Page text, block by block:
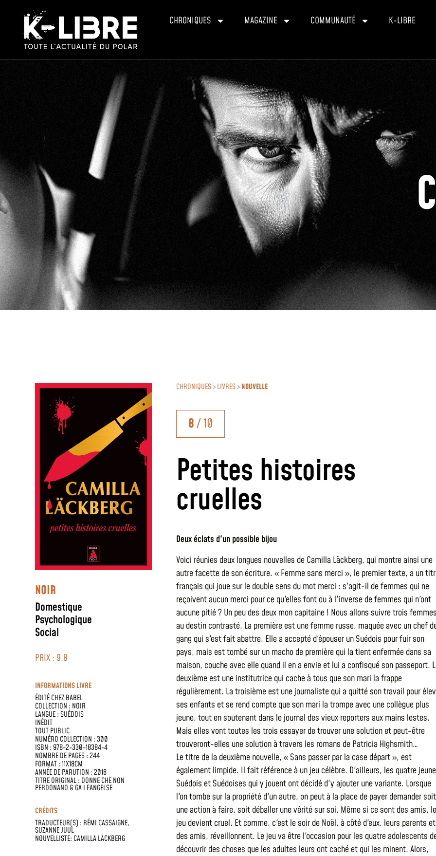
CHRONIQUES MAGAZINE COMMUNAUTÉ K-LIBRE
NOIR
Domestique
Psychologique
Social
PRIX : 9.8
INFORMATIONS LIVRE
ÉDITÉ CHEZBABEL
COLLECTION : NOIR
LANGUE :SUÉDOIS
INÉDIT
TOUT PUBLIC
NUMÉRO COLLECTION : 300
ISBN : 978-2-330-18384-4
NOMBRE DE PAGES : 244
FORMAT : 11X18CM
ANNÉE DE PARUTION : 2018
TITRE ORIGINAL : DONNE CHE NON
PERDONANO & GA I FANGELSE
CRÉDITS
TRADUCTEUR(S) : RÉMI CASSAIGNE,
SUZANNE JUUL
NOUVELLISTE: CAMILLA LÄCKBERG
CHRONIQUES > LIVRES >NOUVELLE
8/ 10
Petites histoires
cruelles
Deux éclats d'un possible bijou
Voici réunies deux longues nouvelles de Camilla Läckberg, qui montre ainsi une
autre facette de son écriture. « Femme sans merci », le premier texte, a un
français qui joue sur le double sens du mot merci : s'agit-il de femmes qui ne
reçoivent aucun merci pour ce qu'elles font ou à l'inverse de femmes qui n'ont
aucune pitié ? Un peu des deux mon capitaine ! Nous allons suivre trois femmes
au destin contrasté. La première est une femme russe, maquée avec un chef
gang qui s'est fait abattre. Elle a accepté d'épouser un Suédois pour fuir son
pays, mais est tombé sur un macho de première qui la tient enfermée dans sa
maison, couche avec elle quand il en a envie et lui a confisqué son passeport.
deuxième est une institutrice qui cache à tous que son mari la frappe
régulièrement. La troisième est une journaliste qui a quitté son travail pour
ses enfants et se rend compte que son mari la trompe avec une collègue plus
jeune, tout en soutenant dans le journal des vieux reporters aux mains lestes.
Mais elles vont toutes les trois essayer de trouver une solution et peut-être
trouveront-elles une solution à travers les romans de Patricia Highsmith…
Le titre de la deuxième nouvelle, « Sans passer par la case départ », est
également limpide. Il fait référence à un jeu célèbre. D'ailleurs, les quatre
Suédois et Suédoises qui y jouent ont décidé d'y ajouter une variante. Lorsque
l'on tombe sur la propriété d'un autre, on peut à la place de payer demander soit
une action à faire, soit déballer une vérité sur soi. Même si ce sont des amis, le
jeu devient cruel. Et comme, c'est le soir de Noël, à côté d'eux, leurs parents et
des amis, réveillonnent. Le jeu va être l'occasion pour les quatre adolescents
découvrir des choses que les adultes leurs ont caché et qui les minent. Alors,